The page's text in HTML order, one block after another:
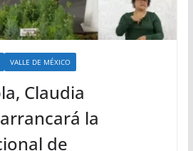
VALLE DE MÉXICO
Claudia
la
de